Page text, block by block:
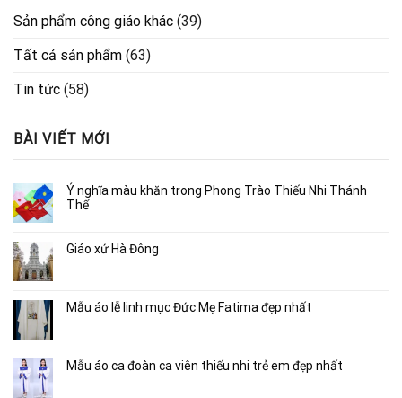
Sản phẩm công giáo khác (39)
Tất cả sản phẩm (63)
Tin tức (58)
BÀI VIẾT MỚI
Ý nghĩa màu khăn trong Phong Trào Thiếu Nhi Thánh
Thể
Giáo xứ Hà Đông
Mẫu áo lễ linh mục Đức Mẹ Fatima đẹp nhất
Mẫu áo ca đoàn ca viên thiếu nhi trẻ em đẹp nhất